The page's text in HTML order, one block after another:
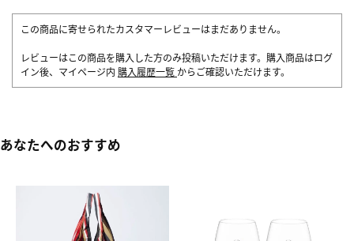
この商品に寄せられたカスタマーレビューはまだありません。
レビューはこの商品を購入した方のみ投稿いただけます。購入商品はログ
イン後、マイページ内 購入履歴一覧 からご確認いただけます。
あなたへのおすすめ